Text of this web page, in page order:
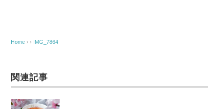
Home › › IMG_7864
関連記事